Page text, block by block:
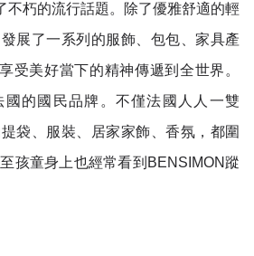
不朽的流行話題。除了優雅舒適的輕
發展了一系列的服飾、包包、家具產
受美好當下的精神傳遞到全世界。
的國民品牌。不僅法國人人一雙
袋、服裝、居家家飾、香氛，都圍
孩童身上也經常看到BENSIMON蹤